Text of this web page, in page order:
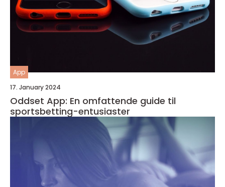
App
17. January 2024
Oddset App: En omfattende guide til
sportsbetting-entusiaster